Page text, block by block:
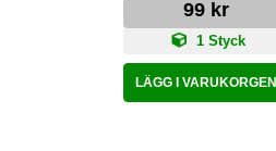
99 kr
1 Styck
LÄGG I VARUKORGEN